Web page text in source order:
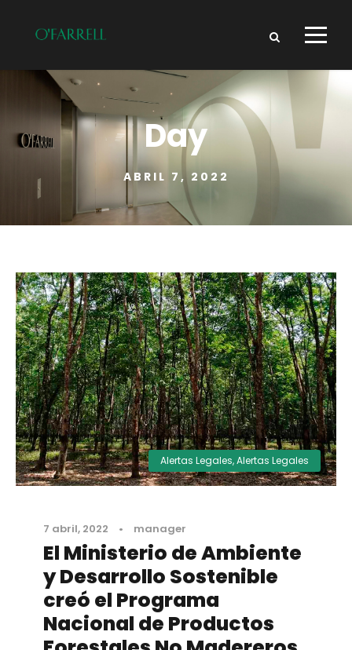
Day
ABRIL 7, 2022
Alertas Legales,Alertas Legales
7 abril, 2022 • manager
El Ministerio de Ambiente
y Desarrollo Sostenible
creó el Programa
Nacional de Productos